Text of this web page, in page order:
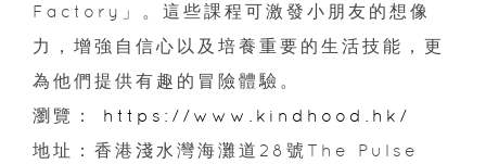
Factory」。這些課程可激發小朋友的想像
力，增強自信心以及培養重要的生活技能，更
為他們提供有趣的冒險體驗。
瀏覽： https://www.kindhood.hk/
地址：香港淺水灣海灘道28號The Pulse